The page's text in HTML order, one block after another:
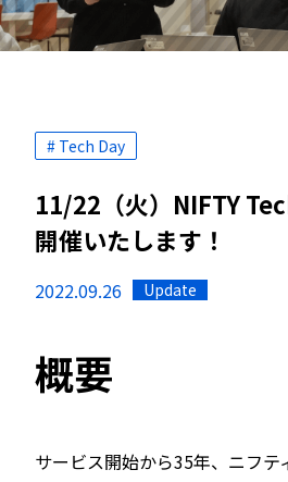
# Tech Day
11/22（火）NIFTY
開催いたします！
2022.09.26 Update
概要
サービス開始から35年、ニフ